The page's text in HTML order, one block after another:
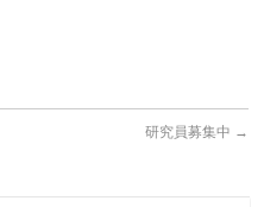
研究員募集中 →